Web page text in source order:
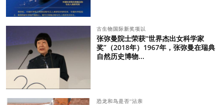
古生物国际新奖项以
张弥曼院士荣获“世界杰出女科学家
奖”（2018年）1967年，张弥曼在瑞典
自然历史博物...
恐龙和鸟是否“沾亲